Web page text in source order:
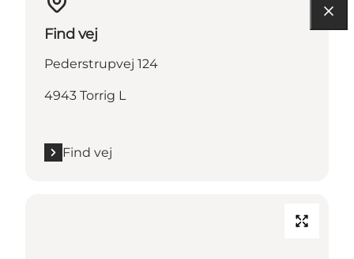
Find vej
Pederstrupvej 124
4943 Torrig L
Find vej